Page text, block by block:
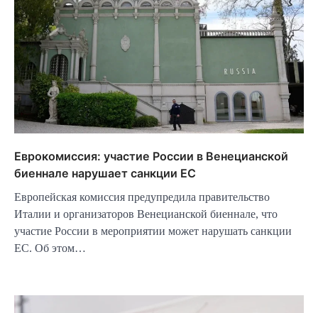
Еврокомиссия: участие России в Венецианской
биеннале нарушает санкции ЕС
Европейская комиссия предупредила правительство
Италии и организаторов Венецианской биеннале, что
участие России в мероприятии может нарушать санкции
ЕС. Об этом…